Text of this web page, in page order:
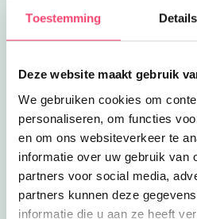
Toestemming Details
Deze website maakt gebruik
We gebruiken cookies om
personaliseren, om functies
en om ons websiteverkeer te
informatie over uw gebruik van
partners voor social media,
partners kunnen deze
informatie die u aan ze heeft